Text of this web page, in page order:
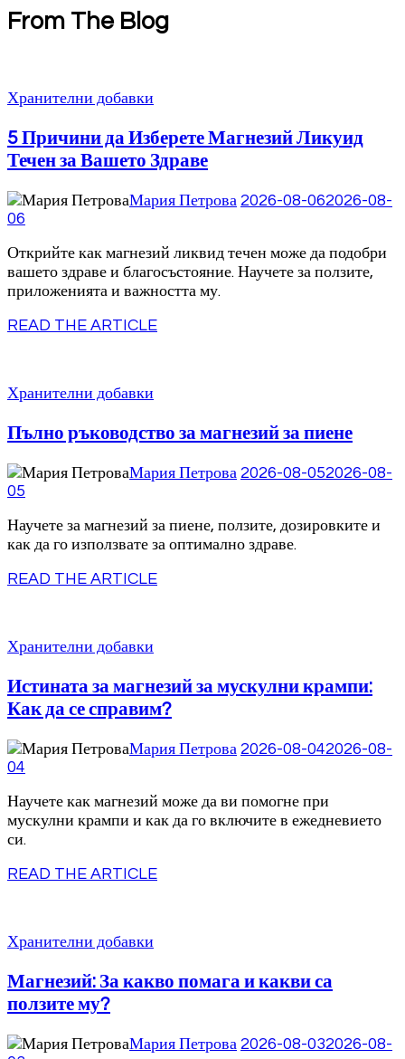
From The Blog
Хранителни добавки
5 Причини да Изберете Магнезий Ликуид
Течен за Вашето Здраве
Мария Петрова 2026-08-062026-08-
06
Открийте как магнезий ликвид течен може да подобри
вашето здраве и благосъстояние. Научете за ползите,
приложенията и важността му.
READ THE ARTICLE
Хранителни добавки
Пълно ръководство за магнезий за пиене
Мария Петрова 2026-08-052026-08-
05
Научете за магнезий за пиене, ползите, дозировките и
как да го използвате за оптимално здраве.
READ THE ARTICLE
Хранителни добавки
Истината за магнезий за мускулни крампи:
Как да се справим?
Мария Петрова 2026-08-042026-08-
04
Научете как магнезий може да ви помогне при
мускулни крампи и как да го включите в ежедневието
си.
READ THE ARTICLE
Хранителни добавки
Магнезий: За какво помага и какви са
ползите му?
Мария Петрова 2026-08-032026-08-